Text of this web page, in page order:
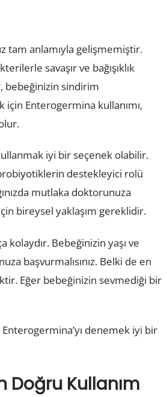
tam anlamıyla gelişmemiştir.
savaşır ve bağışıklık
bebeğinizin sindirim
için Enterogermina kullanımı,
iyi bir seçenek olabilir.
destekleyici rolü
mutlaka doktorunuza
bireysel yaklaşım gereklidir.
kolaydır. Bebeğinizin yaşı ve
başvurmalısınız. Belki de en
Eğer bebeğinizin sevmediği bir
denemek iyi bir
Doğru Kullanım